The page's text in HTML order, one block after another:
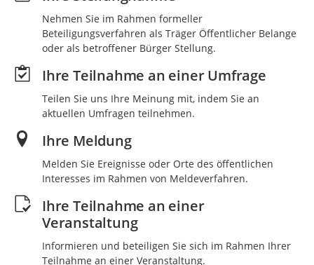
Nehmen Sie im Rahmen formeller
Beteiligungsverfahren als Träger Öffentlicher Belange
oder als betroffener Bürger Stellung.
Ihre Teilnahme an einer Umfrage
Teilen Sie uns Ihre Meinung mit, indem Sie an
aktuellen Umfragen teilnehmen.
Ihre Meldung
Melden Sie Ereignisse oder Orte des öffentlichen
Interesses im Rahmen von Meldeverfahren.
Ihre Teilnahme an einer
Veranstaltung
Informieren und beteiligen Sie sich im Rahmen Ihrer
Teilnahme an einer Veranstaltung.